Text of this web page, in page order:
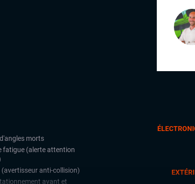
morts
fatigue (alerte attention
anti-collision)
avant et